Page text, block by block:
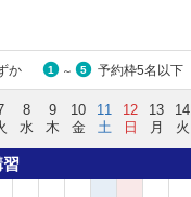
か 1 ～ 5 予約枠5名以下
8
水
9
木
10
金
11
土
12
日
13
月
14
火